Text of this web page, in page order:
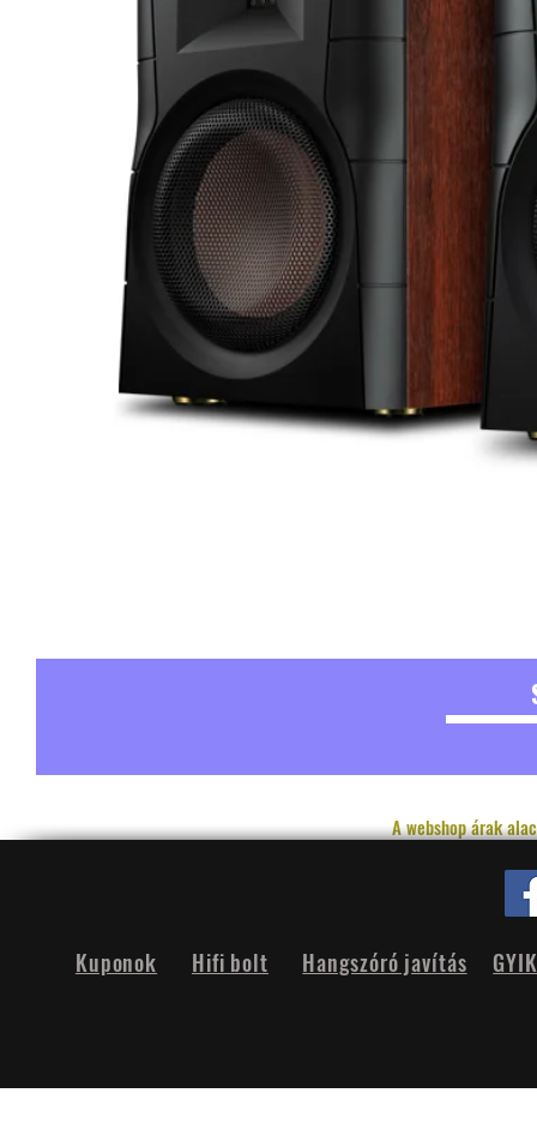
A webshop árak
Hifi bolt
Kuponok Hangszóró javítás GYIK